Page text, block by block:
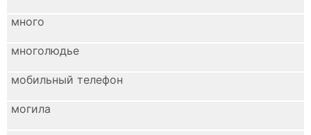
много
многолюдье
мобильный телефон
могила